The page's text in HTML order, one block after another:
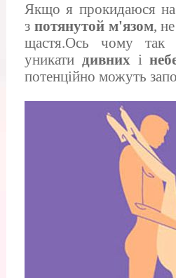
Якщо я прокидаюся
з потянутой м'язом,
щастя.Ось чому так
уникати дивнихі
потенційно можуть